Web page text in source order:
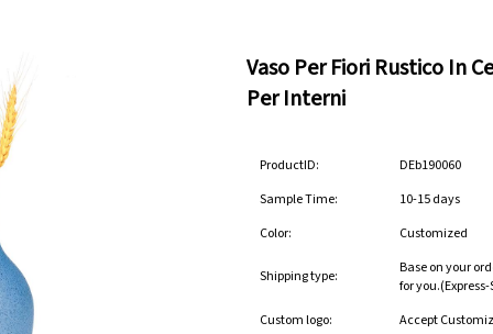
Vaso Per Fiori Rustico In
Per Interni
ProductID:
DEb190060
Sample Time:
10-15 days
Color:
Customized
Shipping type:
Base on your
for
Custom logo:
Accept